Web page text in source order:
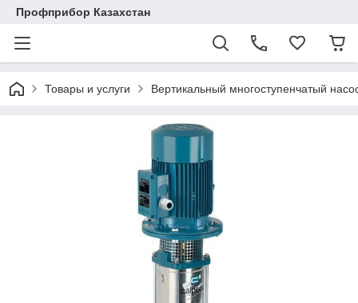
Профприбор Казахстан
Товары и услуги Вертикальный многоступенчатый